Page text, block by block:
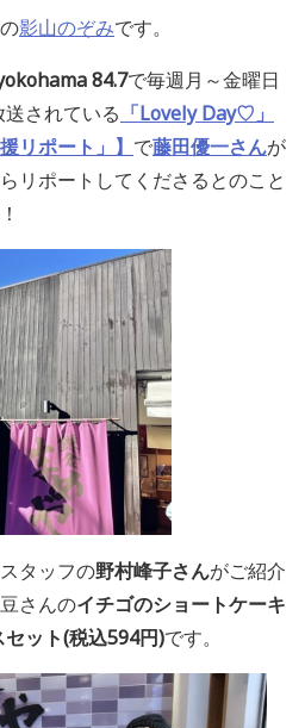
の影山のぞみです。
84.7で毎週月～金曜日
されている 「Lovely Day♡」
リポート」】 で藤田優一さんが
リポートしてくださるとのこと
タッフの野村峰子さんがご紹介
さんのイチゴのショートケーキ
セット(税込594円)です。